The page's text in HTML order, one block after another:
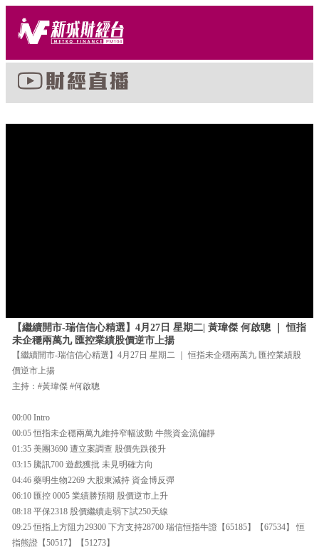
【繼續開市-瑞信信心精選】4月27日 星期二| 黃瑋傑 何啟聰 ｜ 恒指
未企穩兩萬九 匯控業績股價逆市上揚
【繼續開市-瑞信信心精選】4月27日 星期二 ｜ 恒指未企穩兩萬九 匯控業績股
價逆市上揚
主持：#黃瑋傑 #何啟聰
00:00 Intro
00:05 恒指未企穩兩萬九維持窄幅波動 牛熊資金流偏靜
01:35 美團3690 遭立案調查 股價先跌後升
03:15 騰訊700 遊戲獲批 未見明確方向
04:46 藥明生物2269 大股東減持 資金博反彈
06:10 匯控 0005 業績勝預期 股價逆市上升
08:18 平保2318 股價繼續走弱下試250天線
09:25 恒指上方阻力29300 下方支持28700 瑞信恒指牛證【65185】【67534】 恒
指熊證【50517】【51273】